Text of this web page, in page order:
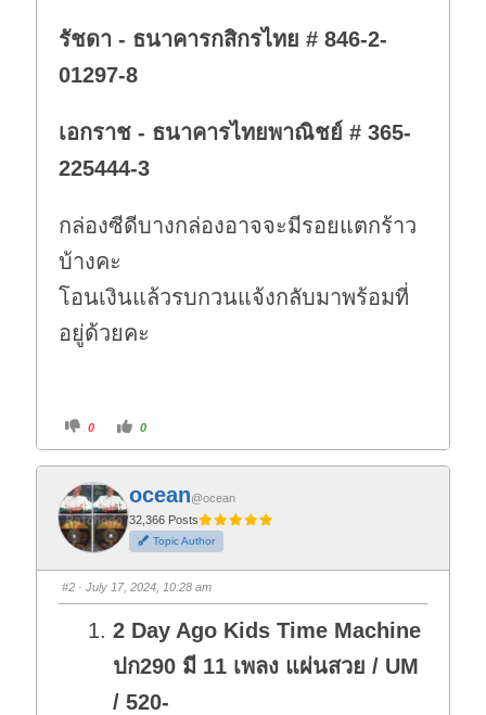
รัชดา - ธนาคารกสิกรไทย # 846-2-
01297-8
เอกราช - ธนาคารไทยพาณิชย์ # 365-
225444-3
กล่องซีดีบางกล่องอาจจะมีรอยแตกร้าว
บ้างคะ
โอนเงินแล้วรบกวนแจ้งกลับมาพร้อมที่
อยู่ด้วยคะ
C
i
k
f
o
r
t
h
u
m
d
o
0
C
i
k
o
r
t
h
u
m
u
p
0
ocean@ocean
32,366 Posts
Topic Author
#2 · July 17, 2024, 10:28 am
2 Day Ago Kids Time Machine
ปก290 มี 11 เพลง แผ่นสวย / UM
/ 520-